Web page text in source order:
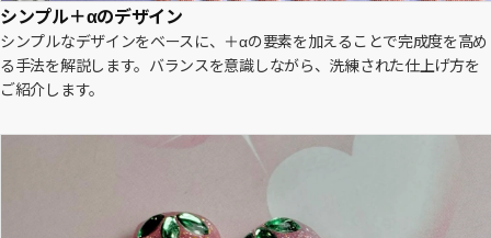
シンプル＋αのデザイン
シンプルなデザインをベースに、＋αの要素を加えることで完成度を高め
る手法を解説します。バランスを意識しながら、洗練された仕上げ方を
ご紹介します。